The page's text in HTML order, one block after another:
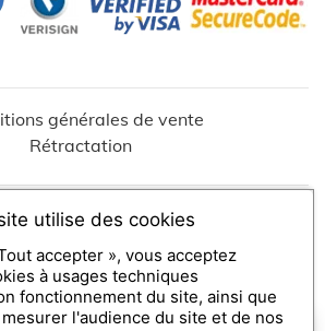
générales de vente
Rétractation
LE SIXIEME SENS
Corneille 76000 ROUEN
sixiemesens.fr
Tel :+33235884397
↺ ✕
utilise des cookies
accepter », vous acceptez
à usages techniques
fonctionnement du site, ainsi que
l'audience du site et de nos